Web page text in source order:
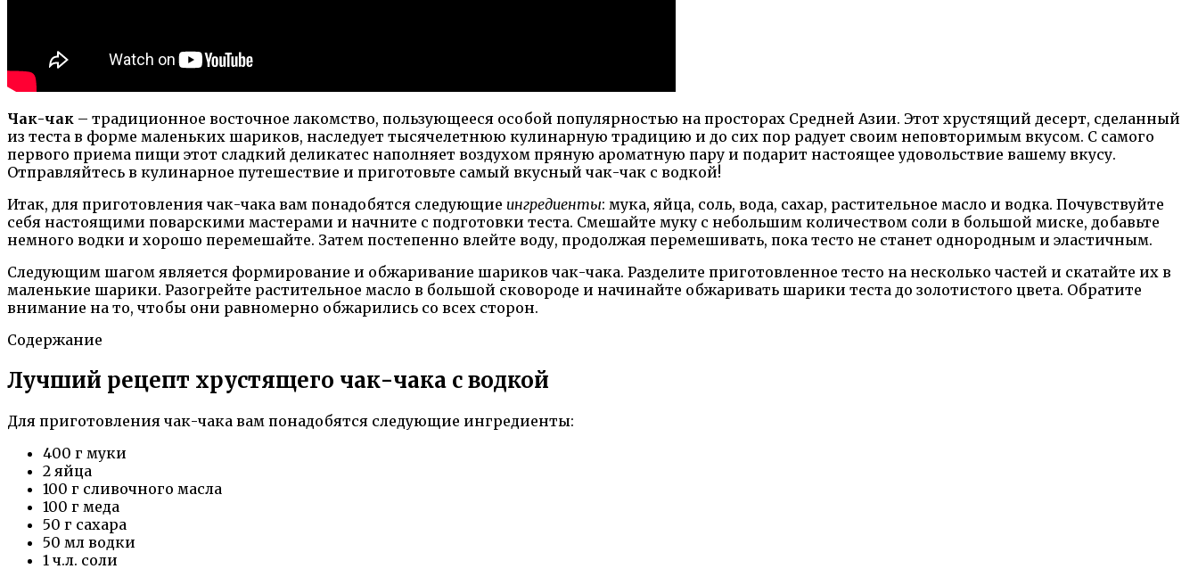
Чак-чак – традиционное восточное лакомство, пользующееся особой популярностью на просторах Средней Азии. Этот хрустящий десерт, сделанный
из теста в форме маленьких шариков, наследует тысячелетнюю кулинарную традицию и до сих пор радует своим неповторимым вкусом. С самого
первого приема пищи этот сладкий деликатес наполняет воздухом пряную ароматную пару и подарит настоящее удовольствие вашему вкусу.
Отправляйтесь в кулинарное путешествие и приготовьте самый вкусный чак-чак с водкой!
Итак, для приготовления чак-чака вам понадобятся следующие ингредиенты: мука, яйца, соль, вода, сахар, растительное масло и водка. Почувствуйте
себя настоящими поварскими мастерами и начните с подготовки теста. Смешайте муку с небольшим количеством соли в большой миске, добавьте
немного водки и хорошо перемешайте. Затем постепенно влейте воду, продолжая перемешивать, пока тесто не станет однородным и эластичным.
Следующим шагом является формирование и обжаривание шариков чак-чака. Разделите приготовленное тесто на несколько частей и скатайте их в
маленькие шарики. Разогрейте растительное масло в большой сковороде и начинайте обжаривать шарики теста до золотистого цвета. Обратите
внимание на то, чтобы они равномерно обжарились со всех сторон.
Содержание
Лучший рецепт хрустящего чак-чака с водкой
Для приготовления чак-чака вам понадобятся следующие ингредиенты:
400 г муки
2 яйца
100 г сливочного масла
100 г меда
50 г сахара
50 мл водки
1 ч.л. соли